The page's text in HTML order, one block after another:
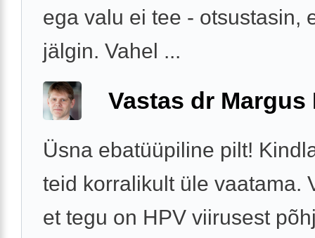
ega valu ei tee - otsustasin,
jälgin. Vahel ...
Vastas dr Margus
Üsna ebatüüpiline pilt!
teid korralikult üle vaatama.
et tegu on HPV viirusest